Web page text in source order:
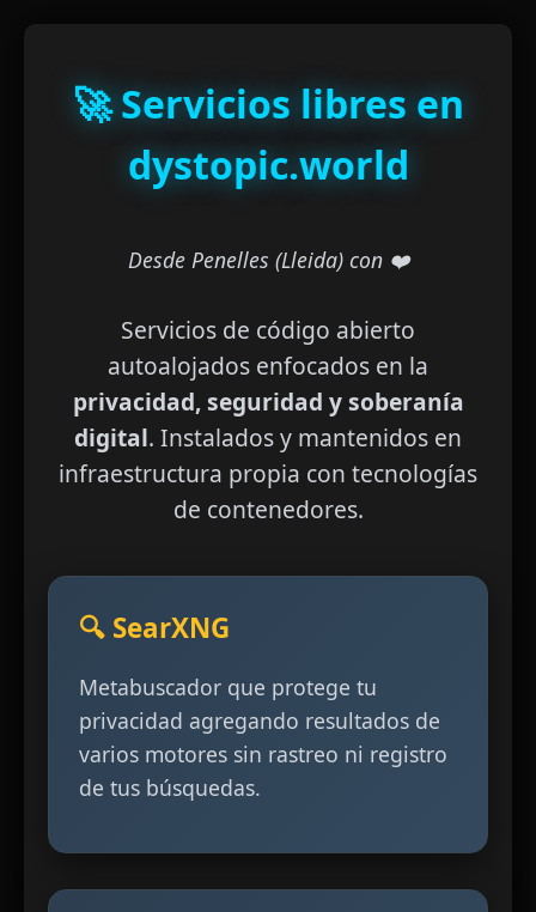
🚀 Servicios libres en
dystopic.world
Desde Penelles (Lleida) con ❤️
Servicios de código abierto
autoalojados enfocados en la
privacidad, seguridad y soberanía
digital. Instalados y mantenidos en
infraestructura propia con tecnologías
de contenedores.
🔍 SearXNG
Metabuscador que protege tu
privacidad agregando resultados de
varios motores sin rastreo ni registro
de tus búsquedas.